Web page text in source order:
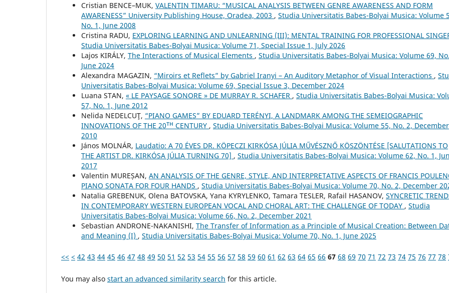
Cristian BENCE–MUK, VALENTIN TIMARU: “MUSICAL ANALYSIS BETWEEN GENRE AWARENESS AND FORM
AWARENESS” University Publishing House, Oradea, 2003 , Studia Universitatis Babes-Bolyai Musica: Volume
No. 1, June 2008
Cristina RADU, EXPLORING LEARNING AND UNLEARNING (III): MENTAL TRAINING FOR PROFESSIONAL
Studia Universitatis Babes-Bolyai Musica: Volume 71, Special Issue 1, July 2026
Lajos KIRÁLY, The Interactions of Musical Elements , Studia Universitatis Babes-Bolyai Musica: Volume 69,
June 2024
Alexandra MAGAZIN, “Miroirs et Reflets” by Gabriel Iranyi – An Auditory Metaphor of Visual Interactions ,
Universitatis Babes-Bolyai Musica: Volume 69, Special Issue 3, December 2024
Luana STAN, « LE PAYSAGE SONORE » DE MURRAY R. SCHAFER , Studia Universitatis Babes-Bolyai Musica:
57, No. 1, June 2012
Nelida NEDELCUŢ, “PIANO GAMES” BY EDUARD TERÉNYI, A LANDMARK AMONG THE SEMEIOGRAPHIC
INNOVATIONS OF THE 20ᵀᴴ CENTURY , Studia Universitatis Babes-Bolyai Musica: Volume 55, No. 2, December
2010
János MOLNÁR, Laudatio: A 70 ÉVES DR. KÖPECZI KIRKÓSA JÚLIA MŰVÉSZNŐ KÖSZÖNTÉSE [SALUTATIONS TO
THE ARTIST DR. KIRKÓSA JÚLIA TURNING 70] , Studia Universitatis Babes-Bolyai Musica: Volume 62, No. 1,
2017
Valentin MUREȘAN, AN ANALYSIS OF THE GENRE, STYLE, AND INTERPRETATIVE ASPECTS OF FRANCIS
PIANO SONATA FOR FOUR HANDS , Studia Universitatis Babes-Bolyai Musica: Volume 70, No. 2, December
Natalia GREBENUK, Olena BATOVSKA, Yana KYRYLENKO, Tamara TESLER, Rafail HASANOV, SYNCRETIC
IN CONTEMPORARY WESTERN EUROPEAN VOCAL AND CHORAL ART: THE CHALLENGE OF TODAY , Studia
Universitatis Babes-Bolyai Musica: Volume 66, No. 2, December 2021
Sebastian ANDRONE-NAKANISHI, The Transfer of Information as a Principle of Musical Creation: Between
and Meaning (I) , Studia Universitatis Babes-Bolyai Musica: Volume 70, No. 1, June 2025
<< < 42 43 44 45 46 47 48 49 50 51 52 53 54 55 56 57 58 59 60 61 62 63 64 65 66 67 68 69 70 71 72 73 74 75 76 77 78
You may also start an advanced similarity search for this article.